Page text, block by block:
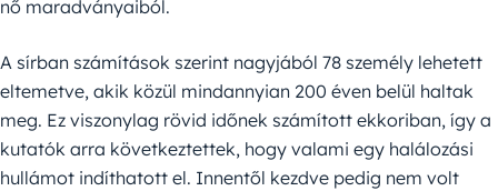
nő maradványaiból.
A sírban számítások szerint nagyjából 78 személy lehetett
eltemetve, akik közül mindannyian 200 éven belül haltak
meg. Ez viszonylag rövid időnek számított ekkoriban, így a
kutatók arra következtettek, hogy valami egy halálozási
hullámot indíthatott el. Innentől kezdve pedig nem volt